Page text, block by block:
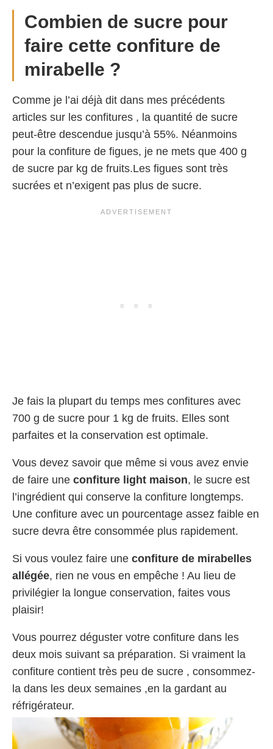
Combien de sucre pour
faire cette confiture de
mirabelle ?
Comme je l’ai déjà dit dans mes précédents
articles sur les confitures , la quantité de sucre
peut-être descendue jusqu’à 55%. Néanmoins
pour la confiture de figues, je ne mets que 400 g
de sucre par kg de fruits.Les figues sont très
sucrées et n’exigent pas plus de sucre.
Je fais la plupart du temps mes confitures avec
700 g de sucre pour 1 kg de fruits. Elles sont
parfaites et la conservation est optimale.
Vous devez savoir que même si vous avez envie
de faire une confiture light maison, le sucre est
l’ingrédient qui conserve la confiture longtemps.
Une confiture avec un pourcentage assez faible en
sucre devra être consommée plus rapidement.
Si vous voulez faire une confiture de mirabelles
allégée, rien ne vous en empêche ! Au lieu de
privilégier la longue conservation, faites vous
plaisir!
Vous pourrez déguster votre confiture dans les
deux mois suivant sa préparation. Si vraiment la
confiture contient très peu de sucre , consommez-
la dans les deux semaines ,en la gardant au
réfrigérateur.